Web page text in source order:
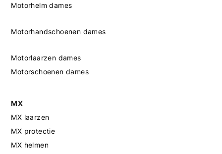
Motorhelm dames
Motorhandschoenen dames
Motorlaarzen dames
Motorschoenen dames
MX
MX laarzen
MX protectie
MX helmen